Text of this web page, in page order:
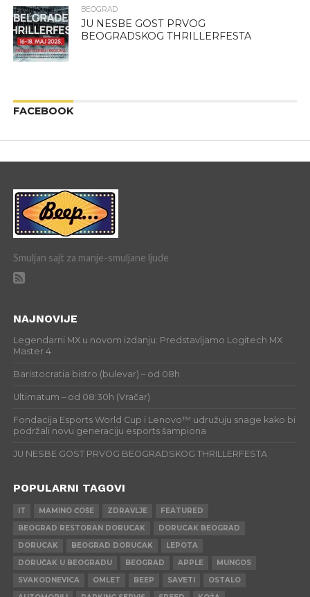
BEOGRAD
JU NESBE GOST PRVOG
BEOGRADSKOG THRILLERFESTA
FACEBOOK
Smuljan sajt za manje-smuljane ljude
NAJNOVIJE
Legendarni MX u novom izdanju: Predstavljamo Logitech MX
Master 4
Baristocratia bistro (bulevar) – od 08h
Ultimatum – od 08:30h (Vračar)
Fondacija Esports World Cup i Lenovo™ udružuju snage kako bi
podržali novu generaciju esports šampiona
JU NESBE GOST PRVOG BEOGRADSKOG THRILLERFESTA
POPULARNI TAGOVI
IT MAMINO ĆOŠE ZDRAVLJE
FEATURED
BEOGRAD RESTORAN DORUCAK
DORUCAK BEOGRAD
DORUCAK
BEOGRAD DORUCAK
LEPOTA
DORUČAK U BEOGRADU
BEOGRAD APPLE
MUNGOS
SVAKODNEVICA
OMLET BEEP SAVETI
OSTALO